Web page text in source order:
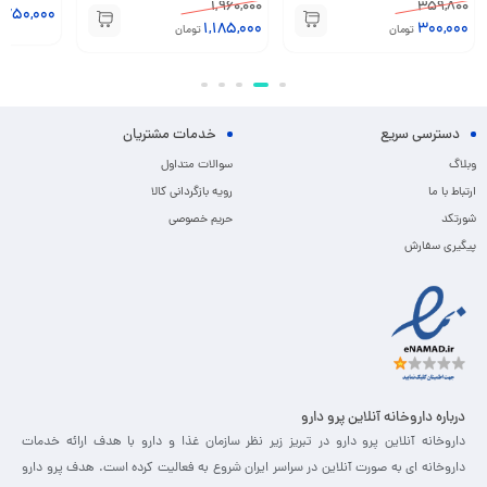
1,960,000
1,185,000تومان
2,750,000تومان 1,140,000
دسترسی سریع
وبلاگ
ارتباط با ما
شورتکد
پیگیری سفارش
خدمات مشتریان
سوالات متداول
رویه بازگردانی کالا
حریم خصوصی
درباره داروخانه آنلاین پرو دارو
داروخانه آنلاین پرو دارو در تبریز زیر نظر سازمان غذا و دارو با هدف ارائه خدمات
داروخانه ای به صورت آنلاین در سراسر ایران شروع به فعالیت کرده است. هدف پرو دارو